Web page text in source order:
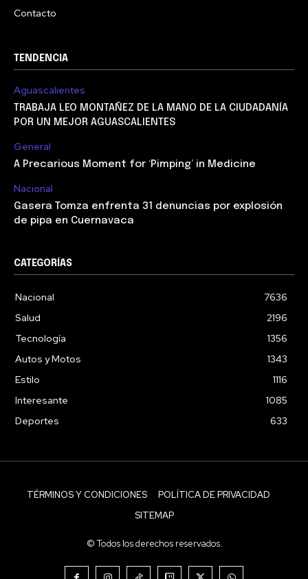
Contacto
TENDENCIA
Aguascalientes
TRABAJA LEO MONTAÑEZ DE LA MANO DE LA CIUDADANÍA
POR UN MEJOR AGUASCALIENTES
General
A Precarious Moment for ‘Pimping’ in Medicine
Nacional
Gasera Tomza enfrenta 31 denuncias por explosión
de pipa en Cuernavaca
CATEGORÍAS
Nacional
7636
Salud
2196
Tecnología
1356
Autos y Motos
1343
Estilo
1116
Interesante
1085
Deportes
633
TÉRMINOS Y CONDICIONES
POLÍTICA DE PRIVACIDAD
SITEMAP
© Todos los derechos reservados.